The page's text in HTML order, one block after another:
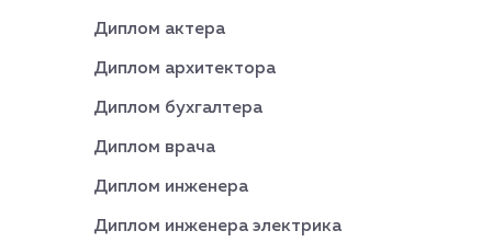
Диплом актера
Диплом архитектора
Диплом бухгалтера
Диплом врача
Диплом инженера
Диплом инженера электрика